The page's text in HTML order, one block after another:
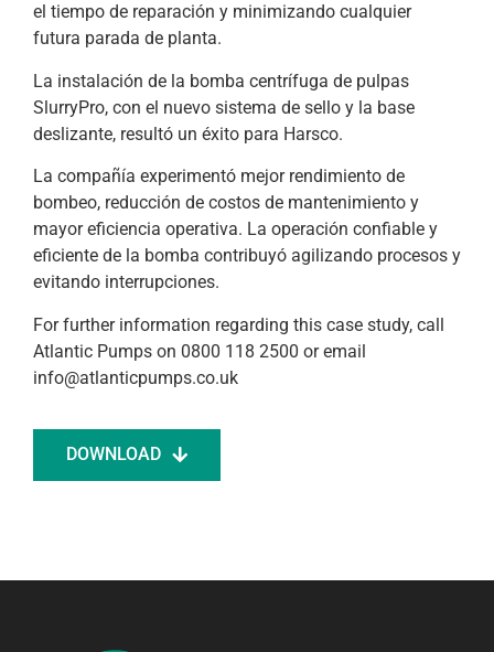
el tiempo de reparación y minimizando cualquier
futura parada de planta.
La instalación de la bomba centrífuga de pulpas
SlurryPro, con el nuevo sistema de sello y la base
deslizante, resultó un éxito para Harsco.
La compañía experimentó mejor rendimiento de
bombeo, reducción de costos de mantenimiento y
mayor eficiencia operativa. La operación confiable y
eficiente de la bomba contribuyó agilizando procesos y
evitando interrupciones.
For further information regarding this case study, call
Atlantic Pumps on 0800 118 2500 or email
info@atlanticpumps.co.uk
DOWNLOAD